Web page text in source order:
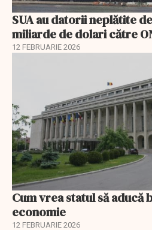
SUA au datorii neplătite
miliarde de dolari către
12 FEBRUARIE 2026
Cum vrea statul să aducă
economie
12 FEBRUARIE 2026